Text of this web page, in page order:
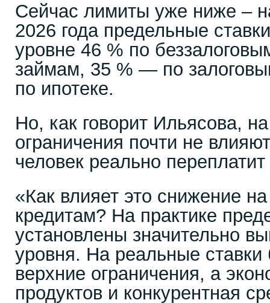
Сейчас лимиты уже ниже –
2026 года предельные
уровне 46 % по
займам, 35 % — по
по ипотеке.
Но, как говорит Ильясова,
ограничения почти не
человек реально переплатит
«Как влияет это снижение
кредитам? На практике
установлены значительно
уровня. На реальные
верхние ограничения, а
продуктов и конкурентная